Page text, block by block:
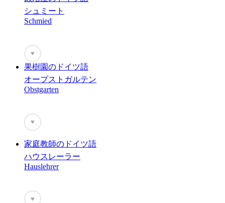
シュミート
Schmied
♥
果樹園のドイツ語
オープストガルテン
Obstgarten
♥
家庭教師のドイツ語
ハウスレーラー
Hauslehrer
♥